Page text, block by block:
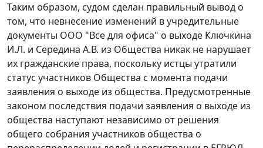
Таким образом, судом сделан правильный вывод о
том, что невнесение изменений в учредительные
документы ООО "Все для офиса" о выходе Ключкина
И.Л. и Середина А.В. из Общества никак не нарушает
их гражданские права, поскольку истцы утратили
статус участников Общества с момента подачи
заявления о выходе из общества. Предусмотренные
законом последствия подачи заявления о выходе из
общества наступают независимо от решения
общего собрания участников общества о